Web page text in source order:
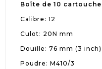
Boîte de 10
Calibre: 12
Culot: 20N mm
Douille: 76 mm (3 inch)
Poudre: M410/3